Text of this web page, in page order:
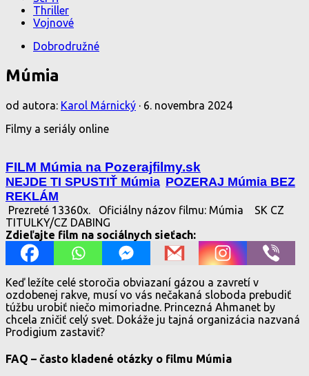
Thriller
Vojnové
Dobrodružné
Múmia
od autora: Karol Márnický · 6. novembra 2024
Filmy a seriály online
FILM Múmia na Pozerajfilmy.sk
NEJDE TI SPUSTIŤ Múmia POZERAJ Múmia BEZ
REKLÁM
Prezreté 13360x. Oficiálny názov filmu: Múmia
SK CZ
TITULKY/CZ DABING
Zdieľajte film na sociálnych sieťach:
Keď ležíte celé storočia obviazaní gázou a zavretí v
ozdobenej rakve, musí vo vás nečakaná sloboda prebudiť
túžbu urobiť niečo mimoriadne. Princezná Ahmanet by
chcela zničiť celý svet. Dokáže ju tajná organizácia nazvaná
Prodigium zastaviť?
FAQ – často kladené otázky o filmu Múmia